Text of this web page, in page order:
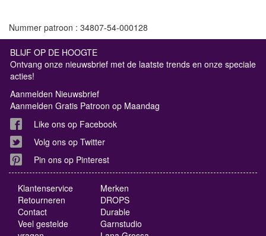
Nummer patroon : 34807-54-000128
BLIJF OP DE HOOGTE
Ontvang onze nieuwsbrief met de laatste trends en onze speciale
acties!
Aanmelden Nieuwsbrief
Aanmelden Gratis Patroon op Maandag
Like ons op Facebook
Volg ons op Twitter
Pin ons op Pinterest
Klantenservice
Retourneren
Contact
Veel gestelde
Merken
DROPS
Durable
Garnstudio